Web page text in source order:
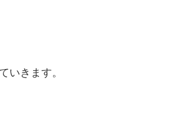
いきます。